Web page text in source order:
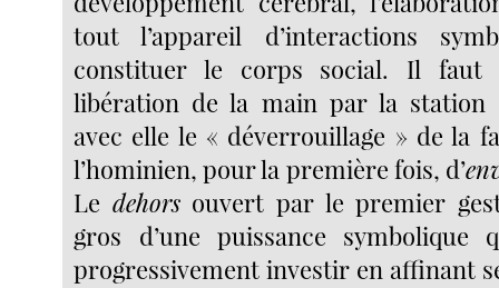
tout l’appareil d’interactions
constituer le corps social. Il faut
libération de la main par la station
avec elle le « déverrouillage » de la
l’hominien, pour la première fois, d’
Le dehorsouvert par le premier
gros d’une puissance symbolique
progressivement investir en affinant